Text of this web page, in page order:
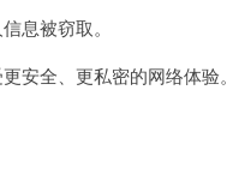
息被窃取。
全、更私密的网络体验。